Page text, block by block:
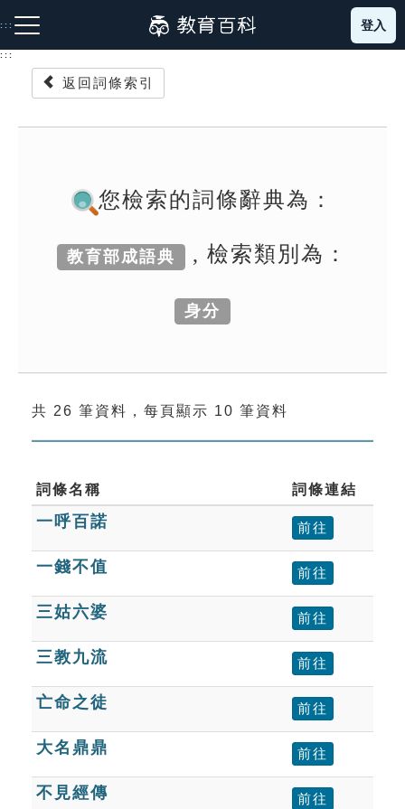
到
主
:::
成語故事
索引選單
單字索引
生命大百科索引
遊戲專區
教學應用
貓頭鷹博士
登入
:::
返回詞條索引
您檢索的詞條辭典為：
教育部成語典 , 檢索類別為：
身分
共 26 筆資料，每頁顯示 10 筆資料
詞條名稱 詞條連結
一呼百諾 前往
一錢不值 前往
三姑六婆 前往
三教九流 前往
亡命之徒 前往
大名鼎鼎 前往
不見經傳 前往